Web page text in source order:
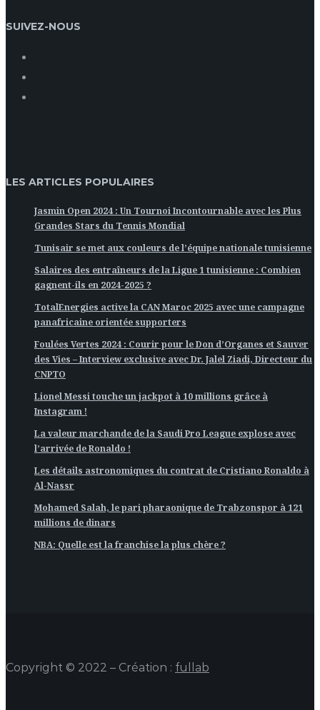
SUIVEZ-NOUS
LES ARTICLES POPULAIRES
Jasmin Open 2024 : Un Tournoi Incontournable avec les Plus
Grandes Stars du Tennis Mondial
Tunisair se met aux couleurs de l’équipe nationale tunisienne
Salaires des entraîneurs de la Ligue 1 tunisienne : Combien
gagnent-ils en 2024-2025 ?
TotalEnergies active la CAN Maroc 2025 avec une campagne
panafricaine orientée supporters
Foulées Vertes 2024 : Courir pour le Don d’Organes et Sauver
des Vies – Interview exclusive avec Dr. Jalel Ziadi, Directeur du
CNPTO
Lionel Messi touche un jackpot à 10 millions grâce à
Instagram !
La valeur marchande de la Saudi Pro League explose avec
l’arrivée de Ronaldo !
Les détails astronomiques du contrat de Cristiano Ronaldo à
Al-Nassr
Mohamed Salah, le pari pharaonique de Trabzonspor à 121
millions de dinars
NBA: Quelle est la franchise la plus chère ?
Copyright © 2022 – Création : fullab